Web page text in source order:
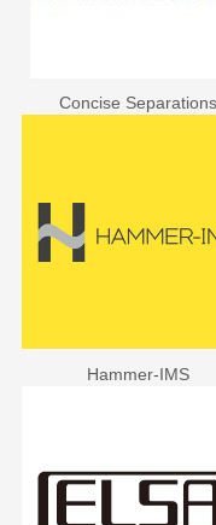
Concise Separations
Hammer-IMS